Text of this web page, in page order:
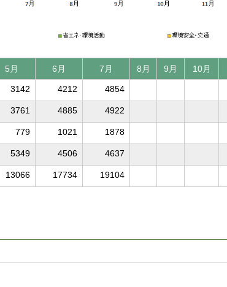
5月 6月 7月 8月 9月 10月
3142 4212 4854
3761 4885 4922
779 1021 1878
5349 4506 4637
13066 17734 19104